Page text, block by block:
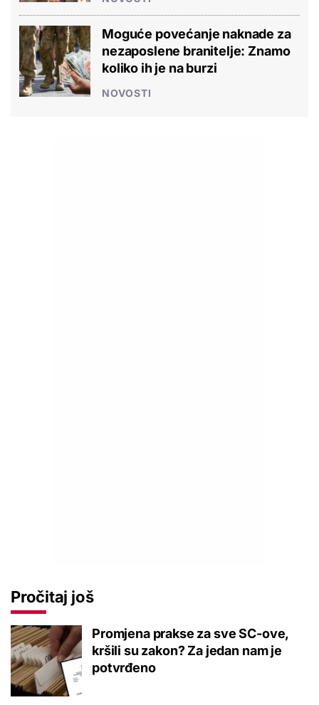
Moguće povećanje naknade za
nezaposlene branitelje: Znamo
koliko ih je na burzi
NOVOSTI
Pročitaj još
Promjena prakse za sve SC-ove,
kršili su zakon? Za jedan nam je
potvrđeno